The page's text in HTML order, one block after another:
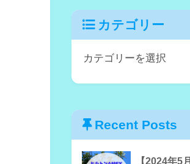
カテゴリー
Recent Posts
【2024年5